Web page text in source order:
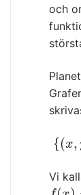
och
{(x,
{ x,y)
Vi